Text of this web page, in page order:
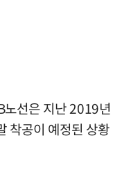
노선은 지난 2019년
착공이 예정된 상황